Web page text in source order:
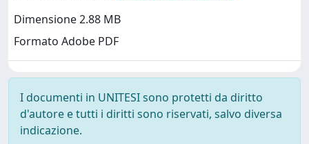
Dimensione 2.88 MB
Formato Adobe PDF
I documenti in UNITESI sono protetti da diritto
d'autore e tutti i diritti sono riservati, salvo diversa
indicazione.